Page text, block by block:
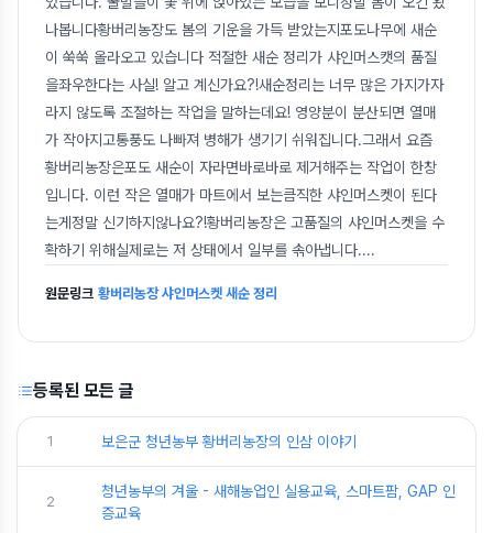
나봅니다황버리농장도 봄의 기운을 가득 받았는지포도나무에 새순
이 쑥쑥 올라오고 있습니다 적절한 새순 정리가 샤인머스캣의 품질
을좌우한다는 사실! 알고 계신가요?!새순정리는 너무 많은 가지가자
라지 않도록 조절하는 작업을 말하는데요! 영양분이 분산되면 열매
가 작아지고통풍도 나빠져 병해가 생기기 쉬워집니다.그래서 요즘
황버리농장은포도 새순이 자라면바로바로 제거해주는 작업이 한창
입니다. 이런 작은 열매가 마트에서 보는큼직한 샤인머스켓이 된다
는게정말 신기하지않나요?!황버리농장은 고품질의 샤인머스켓을 수
확하기 위해실제로는 저 상태에서 일부를 솎아냅니다....
원문링크 황버리농장 샤인머스켓 새순 정리
등록된 모든 글
1 보은군 청년농부 황버리농장의 인삼 이야기
2
청년농부의 겨울 - 새해농업인 실용교육, 스마트팜, GAP 인
증교육